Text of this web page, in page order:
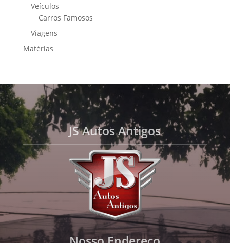
Veículos
Carros Famosos
Viagens
Matérias
JS Autos Antigos